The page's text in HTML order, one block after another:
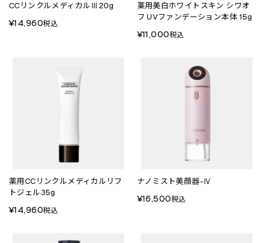
CCリンクルメディカルⅢ20g
¥14,960税込
薬用美白ホワイトスキン シワオ
フ UVファンデーション本体 15g
¥11,000税込
薬用CCリンクルメディカルリフ
トジェル35g
¥14,960税込
ナノミスト美顔器-Ⅳ
¥16,500税込